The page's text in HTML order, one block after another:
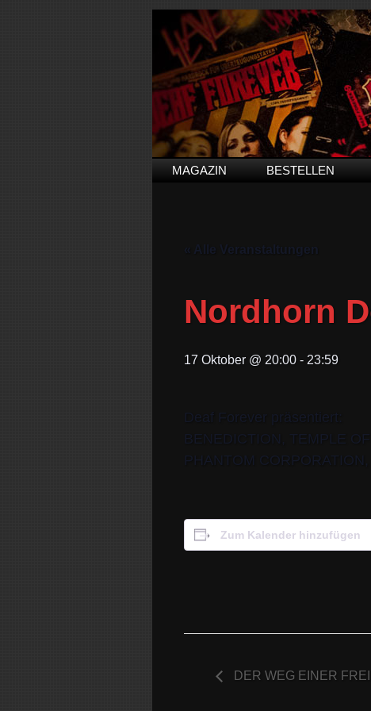
MAGAZIN BESTELLEN
« Alle Veranstaltungen
Nordhorn
17 Oktober @ 20:00 - 23:59
Deaf Forever präsentiert:
BENEDICTION, TEMPLE
PHANTOM
Zum Kalender hinzufügen
DER WEG EINER